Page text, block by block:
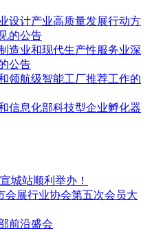
设计产业高质量发展行动方
的公告
造业和现代生产性服务业深
公告
领航级智能工厂推荐工作的
信息化部科技型企业孵化器
城站顺利举办！
会展行业协会第五次会员大
前沿盛会